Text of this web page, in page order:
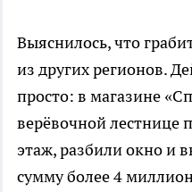
Выяснилось, что
из других регионов.
просто: в магазине
верёвочной лестнице
этаж, разбили окно и
сумму более 4